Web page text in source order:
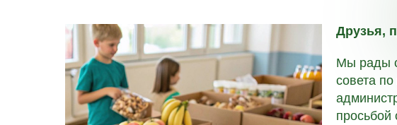
Мы рады
совета
просьбой
Друзья,